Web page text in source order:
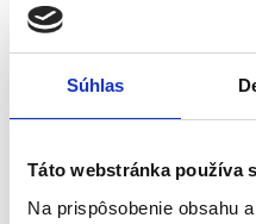
Súhlas
Táto webstránka používa
Na prispôsobenie obsahu
Doplnky do obývačky
Sada – karafa na whisky –
glóbus | Malatec 22553
rozmery: 20 x 13 x 22 cm